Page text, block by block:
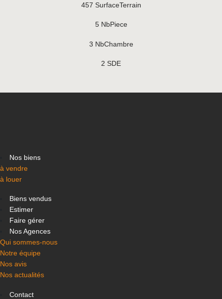
457 SurfaceTerrain
5 NbPiece
3 NbChambre
2 SDE
Nos biens
à vendre
à louer
Biens vendus
Estimer
Faire gérer
Nos Agences
Qui sommes-nous
Notre équipe
Nos avis
Nos actualités
Contact